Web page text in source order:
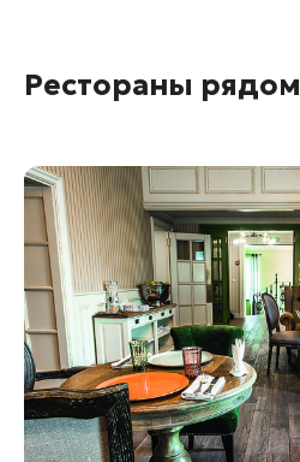
Рестораны рядом